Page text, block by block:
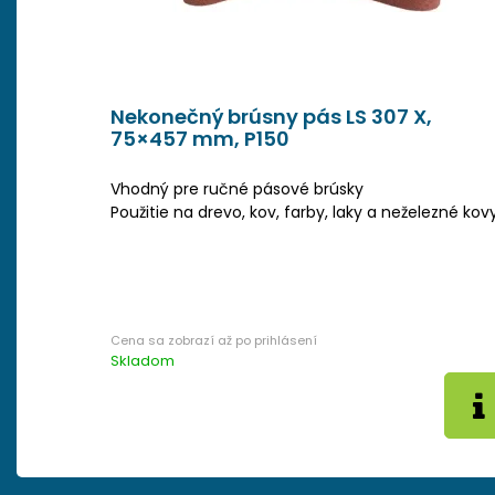
Nekonečný brúsny pás LS 307 X,
75×457 mm, P150
Vhodný pre ručné pásové brúsky
Použitie na drevo, kov, farby, laky a neželezné
Skladom